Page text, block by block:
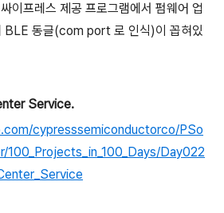
이프레스 제공 프로그램에서 펌웨어 업
BLE 동글(com port 로 인식)이 꼽혀있
Service.
cypresssemiconductorco/PSo
Day022